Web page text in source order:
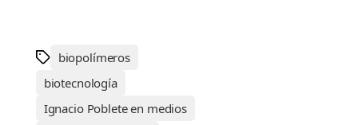
biopolímeros
biotecnología
Ignacio Poblete en medios